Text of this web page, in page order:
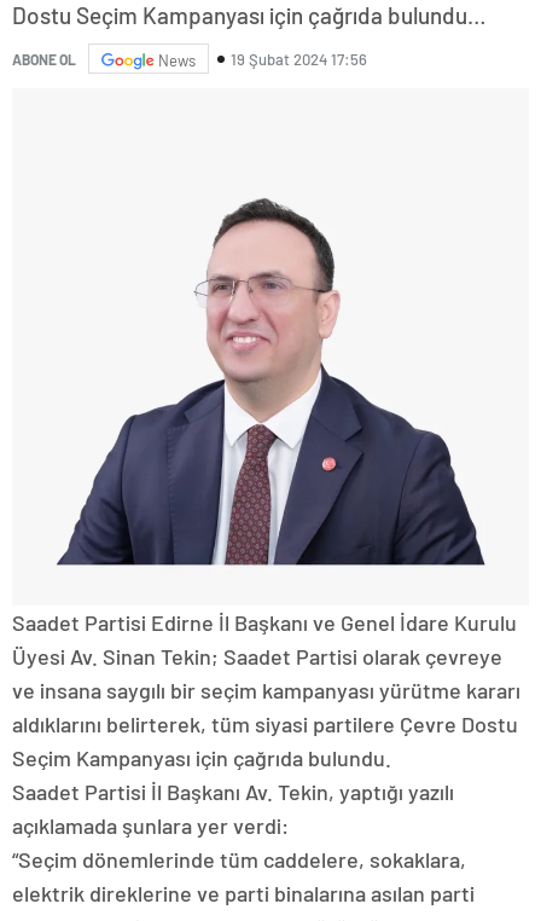
Dostu Seçim Kampanyası için çağrıda bulundu…
ABONE OL News 19 Şubat 2024 17:56
Saadet Partisi Edirne İl Başkanı ve Genel İdare Kurulu
Üyesi Av. Sinan Tekin; Saadet Partisi olarak çevreye
ve insana saygılı bir seçim kampanyası yürütme kararı
aldıklarını belirterek, tüm siyasi partilere Çevre Dostu
Seçim Kampanyası için çağrıda bulundu.
Saadet Partisi İl Başkanı Av. Tekin, yaptığı yazılı
açıklamada şunlara yer verdi:
“Seçim dönemlerinde tüm caddelere, sokaklara,
elektrik direklerine ve parti binalarına asılan parti